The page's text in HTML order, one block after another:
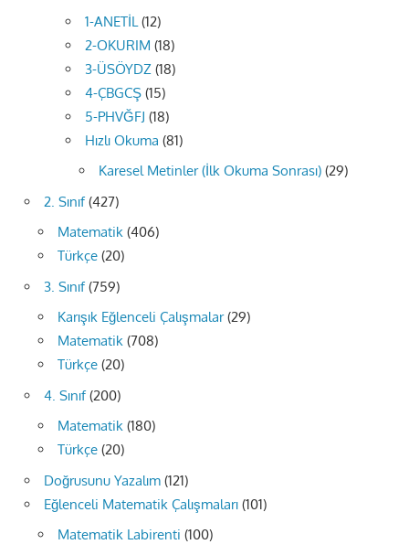
1-ANETİL(12)
2-OKURIM (18)
3-ÜSÖYDZ (18)
4-ÇBGCŞ (15)
5-PHVĞFJ (18)
Hızlı Okuma (81)
Karesel Metinler (İlk Okuma Sonrası) (29)
2. Sınıf(427)
Matematik (406)
Türkçe (20)
3. Sınıf(759)
Karışık Eğlenceli Çalışmalar(29)
Matematik (708)
Türkçe (20)
4. Sınıf(200)
Matematik (180)
Türkçe (20)
Doğrusunu Yazalım (121)
Eğlenceli Matematik Çalışmaları (101)
Matematik Labirenti (100)